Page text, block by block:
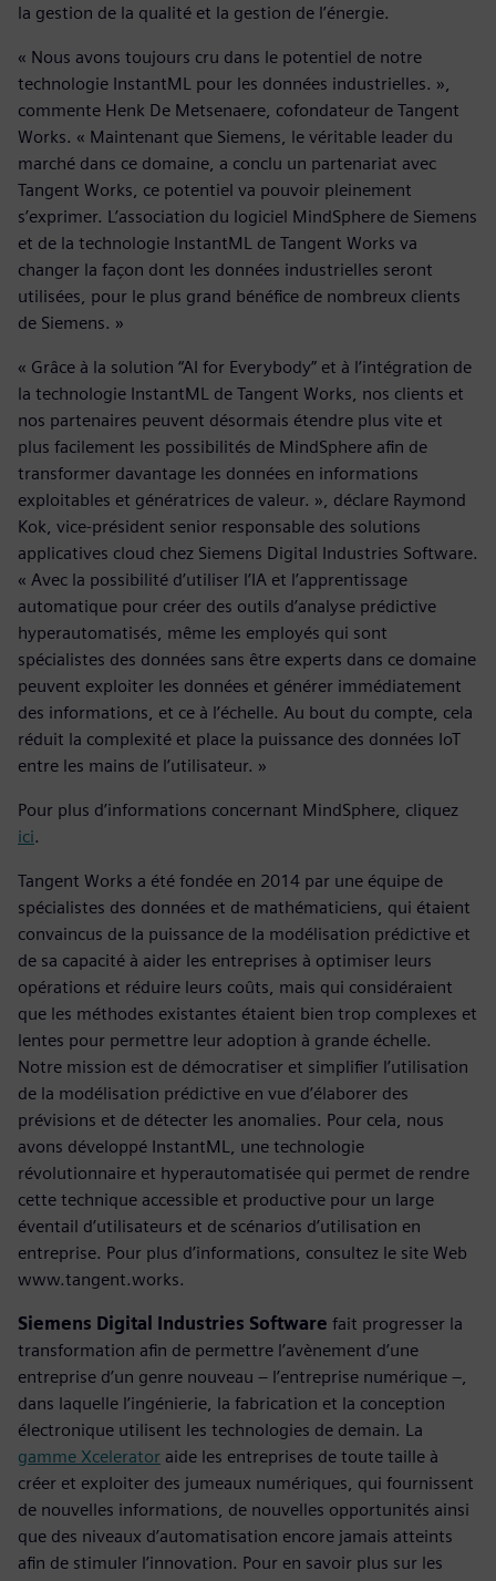
la gestion de la qualité et la gestion de l’énergie.
« Nous avons toujours cru dans le potentiel de notre
technologie InstantML pour les données industrielles. »,
commente Henk De Metsenaere, cofondateur de Tangent
Works. « Maintenant que Siemens, le véritable leader du
marché dans ce domaine, a conclu un partenariat avec
Tangent Works, ce potentiel va pouvoir pleinement
s’exprimer. L’association du logiciel MindSphere de Siemens
et de la technologie InstantML de Tangent Works va
changer la façon dont les données industrielles seront
utilisées, pour le plus grand bénéfice de nombreux clients
de Siemens. »
« Grâce à la solution “AI for Everybody” et à l’intégration de
la technologie InstantML de Tangent Works, nos clients et
nos partenaires peuvent désormais étendre plus vite et
plus facilement les possibilités de MindSphere afin de
transformer davantage les données en informations
exploitables et génératrices de valeur. », déclare Raymond
Kok, vice-président senior responsable des solutions
applicatives cloud chez Siemens Digital Industries Software.
« Avec la possibilité d’utiliser l’IA et l’apprentissage
automatique pour créer des outils d’analyse prédictive
hyperautomatisés, même les employés qui sont
spécialistes des données sans être experts dans ce domaine
peuvent exploiter les données et générer immédiatement
des informations, et ce à l’échelle. Au bout du compte, cela
réduit la complexité et place la puissance des données IoT
entre les mains de l’utilisateur. »
Pour plus d’informations concernant MindSphere, cliquez
ici.
Tangent Works a été fondée en 2014 par une équipe de
spécialistes des données et de mathématiciens, qui étaient
convaincus de la puissance de la modélisation prédictive et
de sa capacité à aider les entreprises à optimiser leurs
opérations et réduire leurs coûts, mais qui considéraient
que les méthodes existantes étaient bien trop complexes et
lentes pour permettre leur adoption à grande échelle.
Notre mission est de démocratiser et simplifier l’utilisation
de la modélisation prédictive en vue d’élaborer des
prévisions et de détecter les anomalies. Pour cela, nous
avons développé InstantML, une technologie
révolutionnaire et hyperautomatisée qui permet de rendre
cette technique accessible et productive pour un large
éventail d’utilisateurs et de scénarios d’utilisation en
entreprise. Pour plus d’informations, consultez le site Web
www.tangent.works.
Siemens Digital Industries Software fait progresser la
transformation afin de permettre l’avènement d’une
entreprise d’un genre nouveau – l’entreprise numérique –,
dans laquelle l’ingénierie, la fabrication et la conception
électronique utilisent les technologies de demain. La
gamme Xcelerator aide les entreprises de toute taille à
créer et exploiter des jumeaux numériques, qui fournissent
de nouvelles informations, de nouvelles opportunités ainsi
que des niveaux d’automatisation encore jamais atteints
afin de stimuler l’innovation. Pour en savoir plus sur les